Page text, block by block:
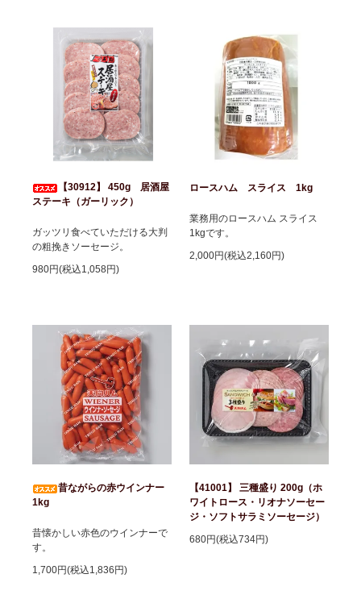
【30912】 450g 居酒屋
ステーキ（ガーリック）
ガッツリ食べていただける大判
の粗挽きソーセージ。
980円(税込1,058円)
ロースハム スライス 1kg
業務用のロースハム スライス
1kgです。
2,000円(税込2,160円)
昔ながらの赤ウインナー
1kg
昔懐かしい赤色のウインナーで
す。
1,700円(税込1,836円)
【41001】 三種盛り 200g（ホ
ワイトロース・リオナソーセー
ジ・ソフトサラミソーセージ）
680円(税込734円)